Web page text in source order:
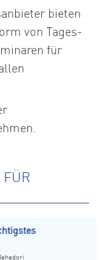
bieten
von Tages-
für